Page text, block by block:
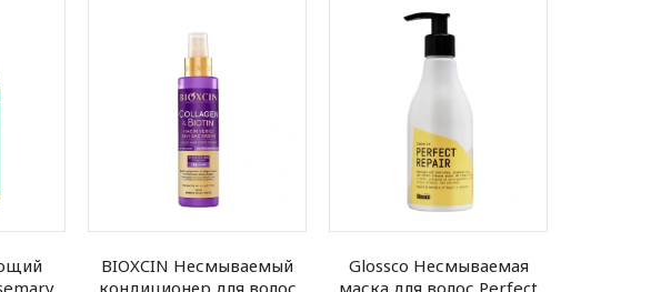
BIOXCIN Несмываемый
кондиционер для волос
Glossco Несмываемая
маска для волос Perfect